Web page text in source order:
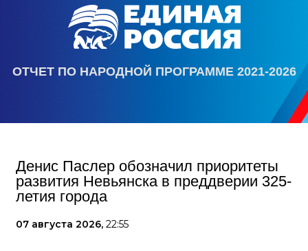
ОТЧЕТ ПО НАРОДНОЙ ПРОГРАММЕ 2021-2026
Денис Паслер обозначил приоритеты
развития Невьянска в преддверии 325-
летия города
07 августа 2026, 22:55